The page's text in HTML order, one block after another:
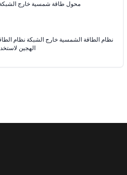
محول طاقة شمسية خارج الشبكة بقدرة
الهجين